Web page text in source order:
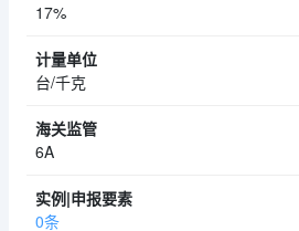
17%
台/千克
6A
0条